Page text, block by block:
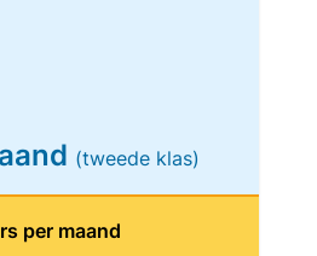
(tweede klas)
per maand